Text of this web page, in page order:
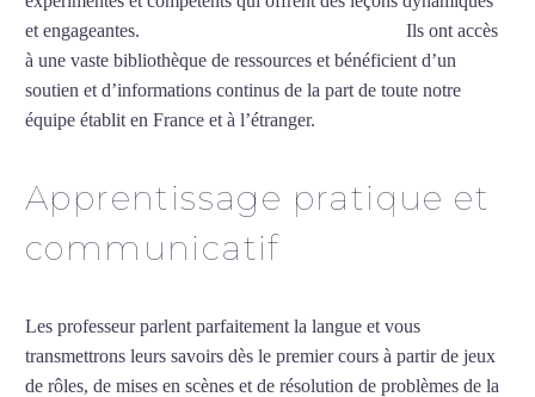
et engageantes.
Ils ont accès
à une vaste bibliothèque de ressources et bénéficient d’un
soutien et d’informations continus de la part de toute notre
équipe établit en France et à l’étranger.
Apprentissage pratique et
communicatif
Les professeur parlent parfaitement la langue et vous
transmettrons leurs savoirs dès le premier cours à partir de jeux
de rôles, de mises en scènes et de résolution de problèmes de la